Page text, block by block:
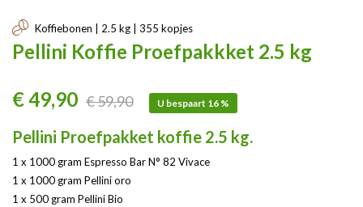
Koffiebonen | 2.5 kg | 355 kopjes
Pellini Koffie Proefpakkket 2.5 kg
€ 49,90 € 59,90 U bespaart 16 %
Pellini Proefpakket koffie 2.5 kg.
1 x 1000 gram Espresso Bar N° 82 Vivace
1 x 1000 gram Pellini oro
1 x 500 gram Pellini Bio